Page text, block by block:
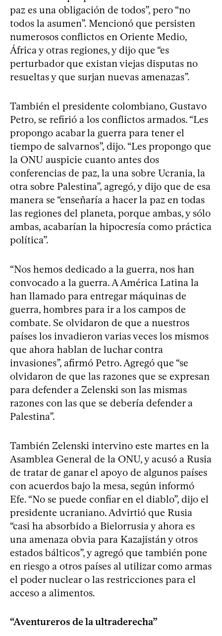
paz es una obligación de todos”, pero “no
todos la asumen”. Mencionó que persisten
numerosos conflictos en Oriente Medio,
África y otras regiones, y dijo que “es
perturbador que existan viejas disputas no
resueltas y que surjan nuevas amenazas”.
También el presidente colombiano, Gustavo
Petro, se refirió a los conflictos armados. “Les
propongo acabar la guerra para tener el
tiempo de salvarnos”, dijo. “Les propongo que
la ONU auspicie cuanto antes dos
conferencias de paz, la una sobre Ucrania, la
otra sobre Palestina”, agregó, y dijo que de esa
manera se “enseñaría a hacer la paz en todas
las regiones del planeta, porque ambas, y sólo
ambas, acabarían la hipocresía como práctica
política”.
“Nos hemos dedicado a la guerra, nos han
convocado a la guerra. A América Latina la
han llamado para entregar máquinas de
guerra, hombres para ir a los campos de
combate. Se olvidaron de que a nuestros
países los invadieron varias veces los mismos
que ahora hablan de luchar contra
invasiones”, afirmó Petro. Agregó que “se
olvidaron de que las razones que se expresan
para defender a Zelenski son las mismas
razones con las que se debería defender a
Palestina”.
También Zelenski intervino este martes en la
Asamblea General de la ONU, y acusó a Rusia
de tratar de ganar el apoyo de algunos países
con acuerdos bajo la mesa, según informó
Efe. “No se puede confiar en el diablo”, dijo el
presidente ucraniano. Advirtió que Rusia
“casi ha absorbido a Bielorrusia y ahora es
una amenaza obvia para Kazajistán y otros
estados bálticos”, y agregó que también pone
en riesgo a otros países al utilizar como armas
el poder nuclear o las restricciones para el
acceso a alimentos.
“Aventureros de la ultraderecha”